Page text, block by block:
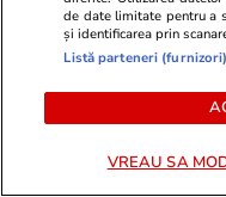
pericol
Horoscop 25 iulie
de date limitate pentru a
și identificarea prin
Listă parteneri (furnizori)
VREAU SA